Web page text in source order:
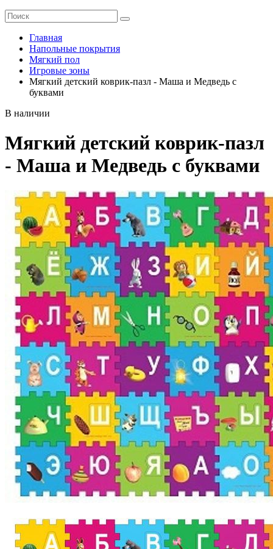
Главная
Напольные покрытия
Мягкий пол
Игровые зоны
Мягкий детский коврик-пазл - Маша и Медведь с
буквами
В наличии
Мягкий детский коврик-пазл
- Маша и Медведь с буквами